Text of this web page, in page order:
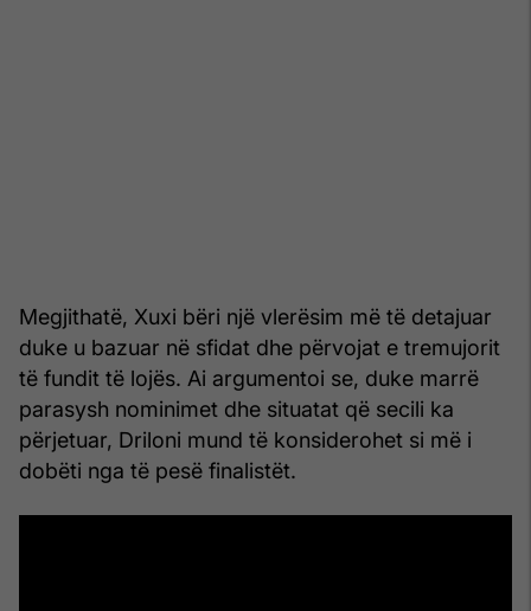
Megjithatë, Xuxi bëri një vlerësim më të detajuar
duke u bazuar në sfidat dhe përvojat e tremujorit
të fundit të lojës. Ai argumentoi se, duke marrë
parasysh nominimet dhe situatat që secili ka
përjetuar, Driloni mund të konsiderohet si më i
dobëti nga të pesë finalistët.